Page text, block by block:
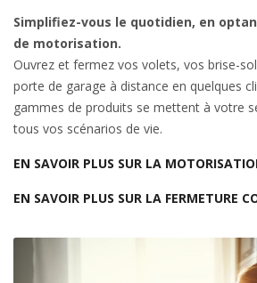
Simplifiez-vous le quotidien, en
de motorisation.
Ouvrez et fermez vos volets, vos brise-
porte de garage à distance en quelques
gammes de produits se mettent à votre
tous vos scénarios de vie.
EN SAVOIR PLUS SUR LA
EN SAVOIR PLUS SUR LA FERMETURE